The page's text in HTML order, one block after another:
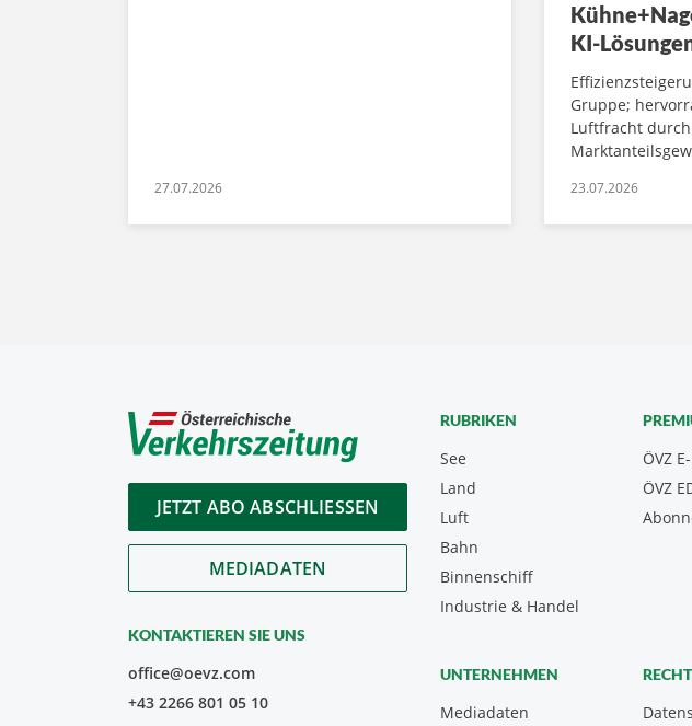
27.07.2026
KI-
Gruppe;
Luftfracht
23.07.2026
JETZT ABO ABSCHLIESSEN
MEDIADATEN
KONTAKTIEREN SIE UNS
office@oevz.com
+43 2266 801 05 10
RUBRIKEN
See
Land
Luft
Bahn
Binnenschiff
Industrie & Handel
ÖVZ
ÖVZ
UNTERNEHMEN
Mediadaten